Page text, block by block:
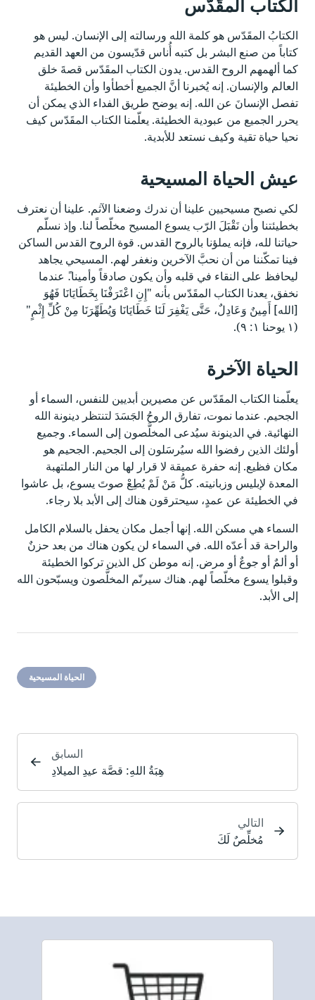
الكتابُ المقَدّس هو كلمة الله ورسالته إلى الإنسان. ليس هو
كتاباً من صنع البشر بل كتبه أُناس قدّيسون من العهد القديم
كما ألهمهم الروح القدس. يدون الكتاب المقَدّس قصةَ خلق
العالم والإنسان. إنه يُخبرنا أنَّ الجميع أخطأوا وأن الخطيئة
تفصل الإنسانَ عن الله. إنه يوضح طريق الفداء الذي يمكن أن
يحرر الجميع من عبودية الخطيئة. يعلّمنا الكتاب المقَدّس كيف
نحيا حياة تقية وكيف نستعد للأبدية.
عيش الحياة المسيحية
لكي نصبح مسيحيين علينا أن ندرك وضعنا الآثم. علينا أن نعترف
بخطيئتنا وأن نَقْبَلَ الرّب يسوع المسيح مخلّصاً لنا. وإذ نسلّم
حياتنا لله، فإنه يملؤنا بالروح القدس. قوة الروح القدس الساكن
فينا تمكّننا من أن نحبَّ الآخرين ونغفر لهم. المسيحي يجاهد
ليحافظ على النقاء في قلبه وأن يكون صادقاً وأمينا.ً عندما
نخفق، يعدنا الكتاب المقَدّس بأنه "إِنِ اعْتَرَفْنَا بِخَطَايَانَا فَهُوَ
[الله] أَمِينٌ وَعَادِلٌ، حَتَّى يَغْفِرَ لَنَا خَطَايَانَا وَيُطَهِّرَنَا مِنْ كُلِّ إِثْمٍ"
(١ يوحنا ١: ٩).
الحياة الآخرة
يعلّمنا الكتاب المقَدّس عن مصيرين أبديين للنفس، السماء أو
الجحيم. عندما نموت، تفارق الروحُ الجَسَدَ لتنتظر دينونة الله
النهائية. في الدينونة سيُدعى المخلَّصون إلى السماء. وجميع
أولئك الذين رفضوا الله سيُرسَلون إلى الجحيم. الجحيم هو
مكان فظيع. إنه حفرة عميقة لا قرار لها من النار الملتهبة
المعدة لإبليس وزبانيته. كلُّ مَنْ لَمْ يُطِعْ صوتَ يسوع، بل عاشوا
في الخطيئة عن عمدٍ، سيحترقون هناك إلى الأبد بلا رجاء.
السماء هي مسكن الله. إنها أجمل مكان يحفل بالسلام الكامل
والراحة قد أعدّه الله. في السماء لن يكون هناك من بعد حزنٌ
أو ألمٌ أو جوعٌ أو مرض. إنه موطن كل الذين تركوا الخطيئة
وقبلوا يسوع مخلّصاً لهم. هناك سيرنّم المخلَّصون ويسبّحون الله
إلى الأبد.
الحياة المسيحية
السابق
هِبَةُ اللهِ: قصَّة عيدِ الميلادِ
التالي
مُخلِّصٌ لَكَ